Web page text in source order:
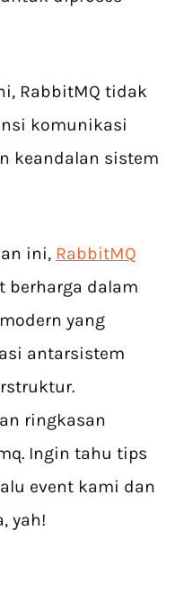
RabbitMQ tidak
komunikasi
keandalan sistem
ini, RabbitMQ
berharga dalam
yang
antarsistem
ringkasan
Ingin tahu tips
event kami dan
yah!